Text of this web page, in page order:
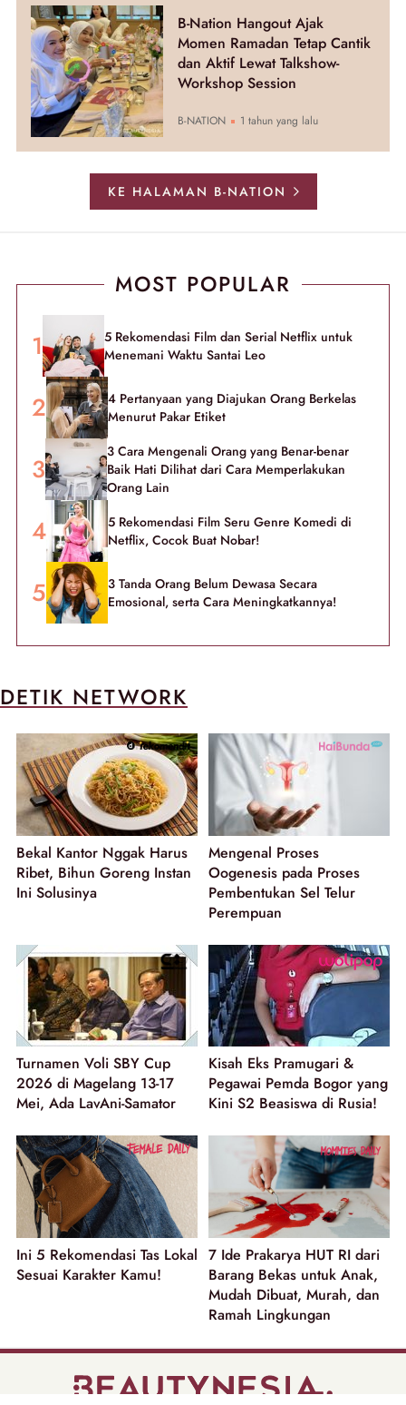
B-Nation Hangout Ajak
Momen Ramadan Tetap Cantik
dan Aktif Lewat Talkshow-
Workshop Session
B-NATION 1 tahun yang lalu
KE HALAMAN B-NATION
MOST POPULAR
5 Rekomendasi Film dan Serial Netflix untuk
Menemani Waktu Santai Leo
4 Pertanyaan yang Diajukan Orang Berkelas
Menurut Pakar Etiket
3 Cara Mengenali Orang yang Benar-benar
Baik Hati Dilihat dari Cara Memperlakukan
Orang Lain
5 Rekomendasi Film Seru Genre Komedi di
Netflix, Cocok Buat Nobar!
3 Tanda Orang Belum Dewasa Secara
Emosional, serta Cara Meningkatkannya!
DETIK NETWORK
Bekal Kantor Nggak Harus
Ribet, Bihun Goreng Instan
Ini Solusinya
Mengenal Proses
Oogenesis pada Proses
Pembentukan Sel Telur
Perempuan
Turnamen Voli SBY Cup
2026 di Magelang 13-17
Mei, Ada LavAni-Samator
Kisah Eks Pramugari &
Pegawai Pemda Bogor yang
Kini S2 Beasiswa di Rusia!
Ini 5 Rekomendasi Tas Lokal
Sesuai Karakter Kamu!
7 Ide Prakarya HUT RI dari
Barang Bekas untuk Anak,
Mudah Dibuat, Murah, dan
Ramah Lingkungan